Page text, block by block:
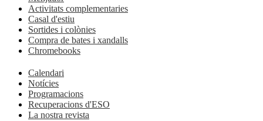
Activitats complementaries
Casal d'estiu
Sortides i colònies
Compra de bates i xandalls
Chromebooks
Calendari
Notícies
Programacions
Recuperacions d'ESO
La nostra revista